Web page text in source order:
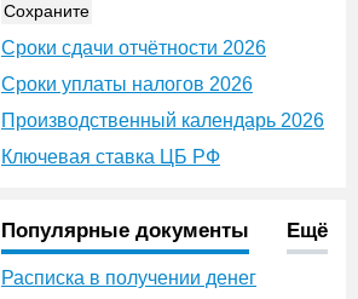
Сохраните
Сроки сдачи отчётности 2026
Сроки уплаты налогов 2026
Производственный календарь 2026
Ключевая ставка ЦБ РФ
Популярные документы Ещё
Расписка в получении денег